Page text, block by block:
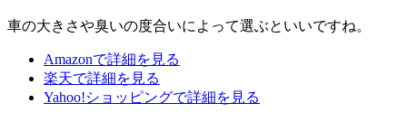
車の大きさや臭いの度合いによって選ぶといいですね。
Amazonで詳細を見る
楽天で詳細を見る
Yahoo!ショッピングで詳細を見る